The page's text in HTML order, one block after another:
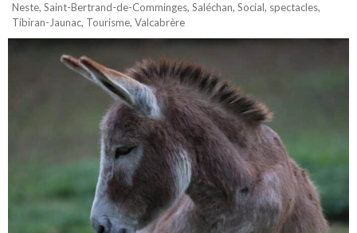
Neste, Saint-Bertrand-de-Comminges, Saléchan, Social, spectacles,
Tibiran-Jaunac, Tourisme, Valcabrère